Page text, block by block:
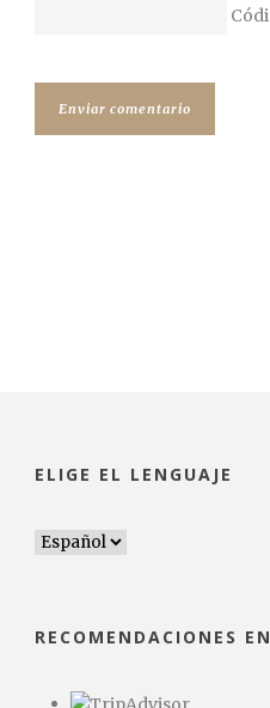
ELIGE EL LENGUAJE
RECOMENDACIONES